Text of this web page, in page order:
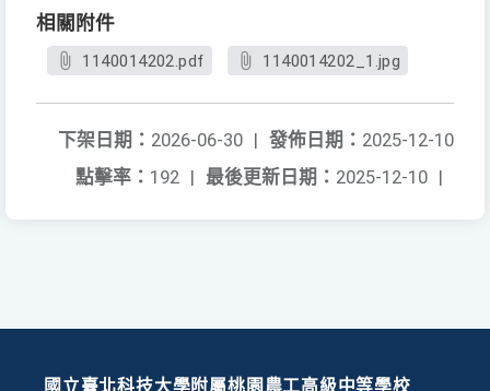
相關附件
1140014202.pdf 1140014202_1.jpg
發佈日期： 2025-12-10
下架日期： 2026-06-30 |
最後更新日期： 2025-12-10 |
點擊率： 192 |
國立臺北科技大學附屬桃園農工高級中等學校